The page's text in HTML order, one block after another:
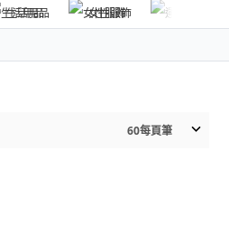
生活用品 女性服飾
60每頁筆